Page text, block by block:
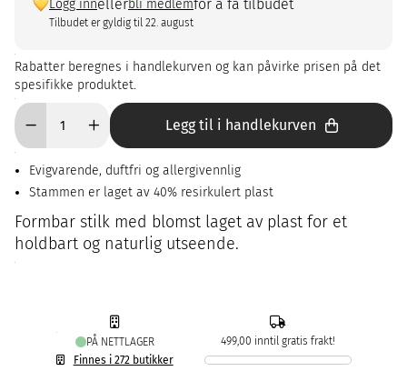
Logg innellerbli medlemfor å få tilbudet
Tilbudet er gyldig til 22. august
Rabatter beregnes i handlekurven og kan påvirke prisen på det
spesifikke produktet.
Legg til i handlekurven
Evigvarende, duftfri og allergivennlig
Stammen er laget av 40% resirkulert plast
Formbar stilk med blomst laget av plast for et
holdbart og naturlig utseende.
PÅ NETTLAGER
Finnes i 272 butikker
499,00 inntil gratis frakt!